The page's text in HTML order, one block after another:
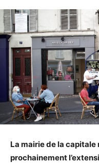
La mairie de la
prochainement